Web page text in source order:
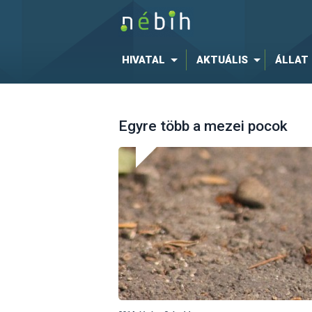
HIVATAL AKTUÁLIS ÁLLAT
Egyre több a mezei pocok